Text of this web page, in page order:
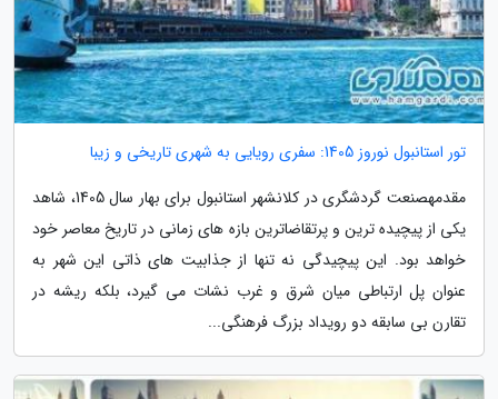
تور استانبول نوروز 1405: سفری رویایی به شهری تاریخی و زیبا
مقدمهصنعت گردشگری در کلانشهر استانبول برای بهار سال 1405، شاهد
یکی از پیچیده ترین و پرتقاضاترین بازه های زمانی در تاریخ معاصر خود
خواهد بود. این پیچیدگی نه تنها از جذابیت های ذاتی این شهر به
عنوان پل ارتباطی میان شرق و غرب نشات می گیرد، بلکه ریشه در
تقارن بی سابقه دو رویداد بزرگ فرهنگی...